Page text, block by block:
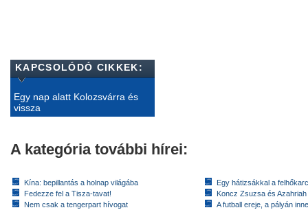
KAPCSOLÓDÓ CIKKEK:
Egy nap alatt Kolozsvárra és
vissza
A kategória további hírei:
Kína: bepillantás a holnap világába
Fedezze fel a Tisza-tavat!
Nem csak a tengerpart hívogat
Egy hátizsákkal a
Koncz Zsuzsa és
A futball ereje, a pályán